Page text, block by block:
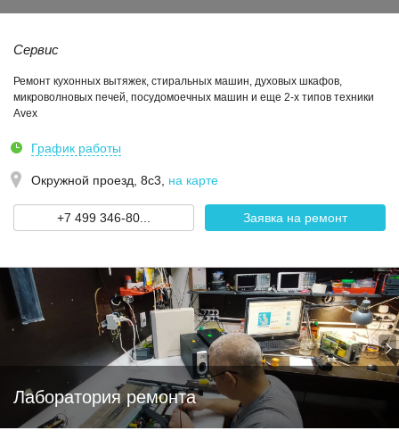
Сервис
Ремонт кухонных вытяжек, стиральных машин, духовых шкафов,
микроволновых печей, посудомоечных машин и еще 2-х типов техники
Avex
График работы
Окружной проезд, 8с3 на карте
+7 499 346-80... Заявка на ремонт
Лаборатория ремонта